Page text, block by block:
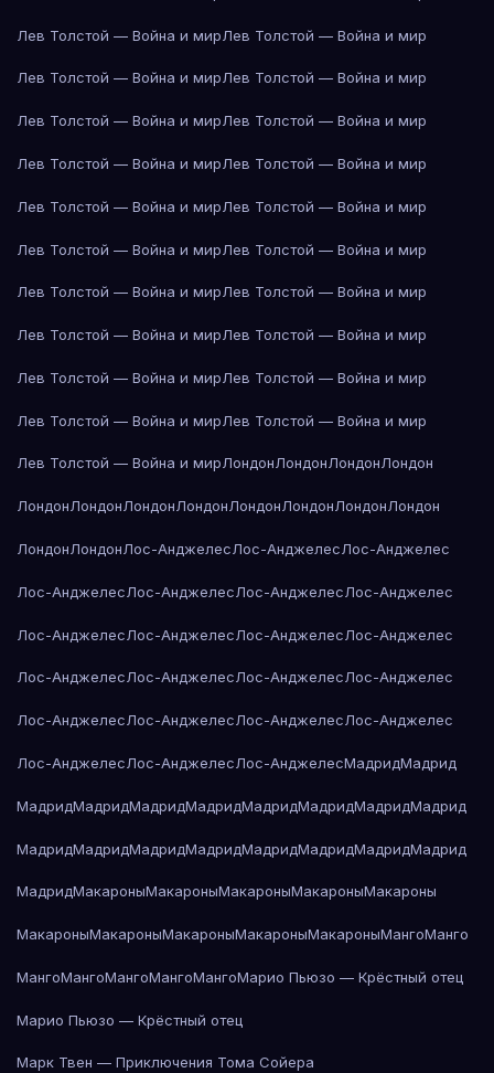
Лев Толстой — Война и мирЛев Толстой — Война и мир
Лев Толстой — Война и мирЛев Толстой — Война и мир
Лев Толстой — Война и мирЛев Толстой — Война и мир
Лев Толстой — Война и мирЛев Толстой — Война и мир
Лев Толстой — Война и мирЛев Толстой — Война и мир
Лев Толстой — Война и мирЛев Толстой — Война и мир
Лев Толстой — Война и мирЛев Толстой — Война и мир
Лев Толстой — Война и мирЛев Толстой — Война и мир
Лев Толстой — Война и мирЛев Толстой — Война и мир
Лев Толстой — Война и мирЛев Толстой — Война и мир
Лев Толстой — Война и мирЛондонЛондонЛондонЛондон
ЛондонЛондонЛондонЛондонЛондонЛондонЛондонЛондон
ЛондонЛондонЛос-АнджелесЛос-АнджелесЛос-Анджелес
Лос-АнджелесЛос-АнджелесЛос-АнджелесЛос-Анджелес
Лос-АнджелесЛос-АнджелесЛос-АнджелесЛос-Анджелес
Лос-АнджелесЛос-АнджелесЛос-АнджелесЛос-Анджелес
Лос-АнджелесЛос-АнджелесЛос-АнджелесЛос-Анджелес
Лос-АнджелесЛос-АнджелесЛос-АнджелесМадридМадрид
МадридМадридМадридМадридМадридМадридМадридМадрид
МадридМадридМадридМадридМадридМадридМадридМадрид
МадридМакароныМакароныМакароныМакароныМакароны
МакароныМакароныМакароныМакароныМакароныМангоМанго
МангоМангоМангоМангоМангоМарио Пьюзо — Крёстный отец
Марио Пьюзо — Крёстный отец
Марк Твен — Приключения Тома Сойера